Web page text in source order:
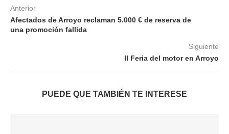
Anterior
Afectados de Arroyo reclaman 5.000 € de reserva de
una promoción fallida
Siguiente
II Feria del motor en Arroyo
PUEDE QUE TAMBIÉN TE INTERESE